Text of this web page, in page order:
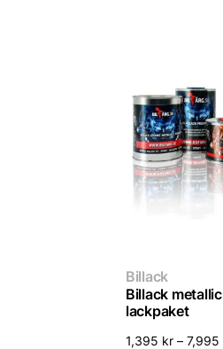
Billack
Billack metallic
lackpaket
1,395 kr – 7,995